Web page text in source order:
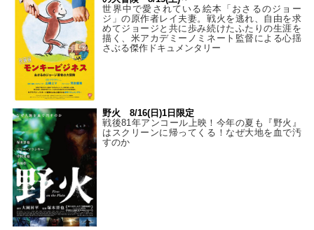
世界中で愛されている絵本「おさるのジョー
ジ」の原作者レイ夫妻。戦火を逃れ、自由を求
めてジョージと共に歩み続けたふたりの生涯を
描く、米アカデミーノミネート監督による心揺
さぶる傑作ドキュメンタリー
野火 8/16(日)1日限定
戦後81年アンコール上映！今年の夏も『野火』
はスクリーンに帰ってくる！なぜ大地を血で汚
すのか